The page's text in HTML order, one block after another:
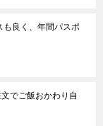
も良く、年間パスポ
でご飯おかわり自